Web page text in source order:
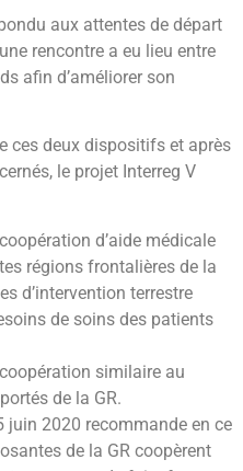
aux attentes de départ
rencontre a eu lieu entre
afin d’améliorer son
ces deux dispositifs et après
le projet Interreg V
d’aide médicale
régions frontalières de la
d’intervention terrestre
de soins des patients
similaire au
de la GR.
juin 2020 recommande en ce
de la GR coopèrent